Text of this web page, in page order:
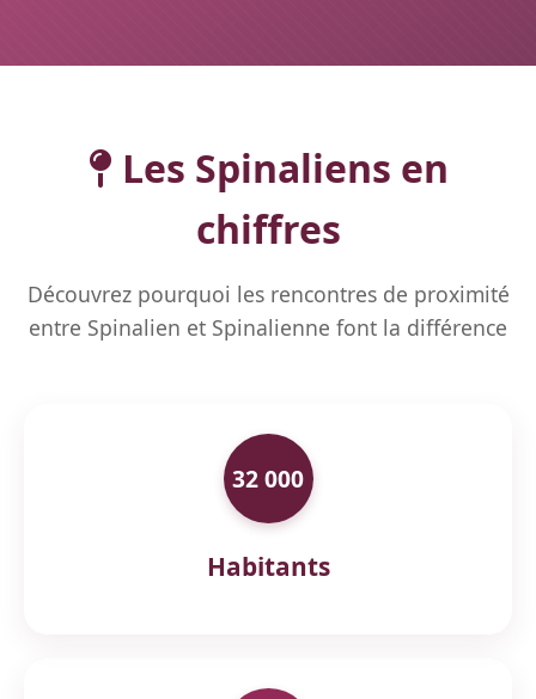
Les Spinaliens en
chiffres
Découvrez pourquoi les rencontres de proximité
entre Spinalien et Spinalienne font la différence
32 000
Habitants